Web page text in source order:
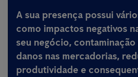
A sua presença possui
como impactos negativos
seu negócio,
danos nas mercadorias,
produtividade e